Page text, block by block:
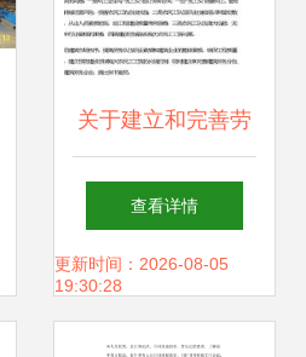
关于建立和完善劳
务分包制度发展建
筑劳务企业的意见
查看详情
更新时间：2026-08-05
19:30:28